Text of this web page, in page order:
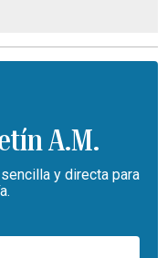
A.M.
y directa para